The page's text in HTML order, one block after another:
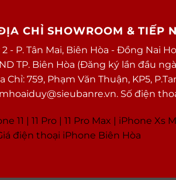
CHỈ SHOWROOM & TIẾP
- P. Tân Mai, Biên Hòa - Đồng Nai
TP. Biên Hòa (Đăng ký lần đầu
Chỉ: 759, Phạm Văn Thuận, KP5,
Số điện
11 11 Pro 11 Pro Max iPhone Xs
điện thoại iPhone Biên Hòa